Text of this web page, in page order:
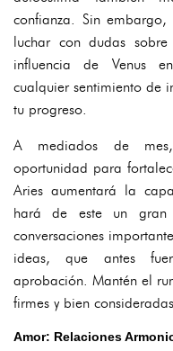
confianza. Sin
luchar con dudas
influencia de Venus
cualquier sentimiento de
tu progreso.
A mediados de
oportunidad para
Aries aumentará la
hará de este un gran
conversaciones
ideas, que antes
aprobación. Mantén el
firmes y bien
Amor: Relaciones